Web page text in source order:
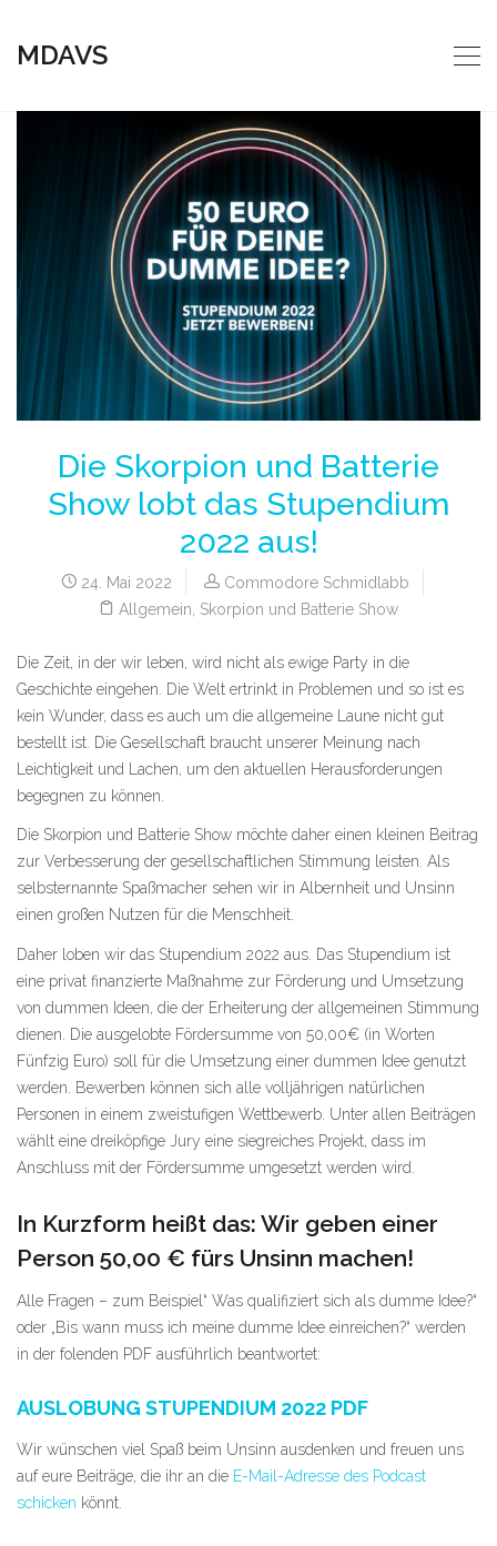
MDAVS
Die Skorpion und Batterie
Show lobt das Stupendium
2022 aus!
24. Mai 2022
Commodore Schmidlabb
Allgemein Skorpion und Batterie Show
Die Zeit, in der wir leben, wird nicht als ewige Party in die
Geschichte eingehen. Die Welt ertrinkt in Problemen und so ist es
kein Wunder, dass es auch um die allgemeine Laune nicht gut
bestellt ist. Die Gesellschaft braucht unserer Meinung nach
Leichtigkeit und Lachen, um den aktuellen Herausforderungen
begegnen zu können.
Die Skorpion und Batterie Show möchte daher einen kleinen Beitrag
zur Verbesserung der gesellschaftlichen Stimmung leisten. Als
selbsternannte Spaßmacher sehen wir in Albernheit und Unsinn
einen großen Nutzen für die Menschheit.
Daher loben wir das Stupendium 2022 aus. Das Stupendium ist
eine privat finanzierte Maßnahme zur Förderung und Umsetzung
von dummen Ideen, die der Erheiterung der allgemeinen Stimmung
dienen. Die ausgelobte Fördersumme von 50,00€ (in Worten
Fünfzig Euro) soll für die Umsetzung einer dummen Idee genutzt
werden. Bewerben können sich alle volljährigen natürlichen
Personen in einem zweistufigen Wettbewerb. Unter allen Beiträgen
wählt eine dreiköpfige Jury eine siegreiches Projekt, dass im
Anschluss mit der Fördersumme umgesetzt werden wird.
In Kurzform heißt das: Wir geben einer
Person 50,00 € fürs Unsinn machen!
Alle Fragen – zum Beispiel“ Was qualifiziert sich als dumme Idee?“
oder „Bis wann muss ich meine dumme Idee einreichen?“ werden
in der folenden PDF ausführlich beantwortet:
AUSLOBUNG STUPENDIUM 2022 PDF
Wir wünschen viel Spaß beim Unsinn ausdenken und freuen uns
auf eure Beiträge, die ihr an die E-Mail-Adresse des Podcast
schicken könnt.